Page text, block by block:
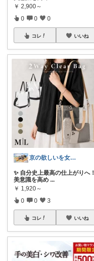
￥ 2,900～
0 0 0
コレ いいね
京の欲しいを女性に向けて
✨ 自分史上最高の仕上がりへ！
美意識を高め ...
￥ 1,920～
0 0 3
コレ いいね